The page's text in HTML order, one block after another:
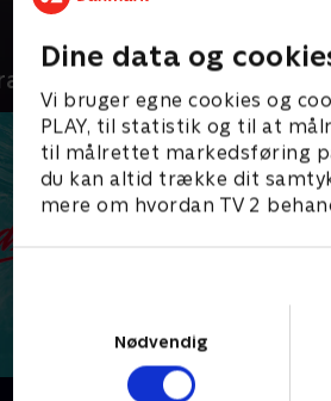
Dine data og
Vi bruger egne cookies og
PLAY, til statistik og til at
til målrettet markedsføring
du kan altid trække dit
mere om hvordan TV 2
Nødvendig
Disney+